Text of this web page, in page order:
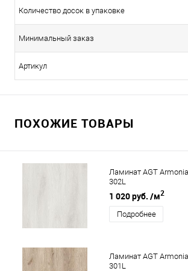
Количество досок в упаковке
Минимальный заказ
Артикул
ПОХОЖИЕ ТОВАРЫ
Ламинат AGT
302L
1 020 руб. /м2
Подробнее
Ламинат AGT
301L